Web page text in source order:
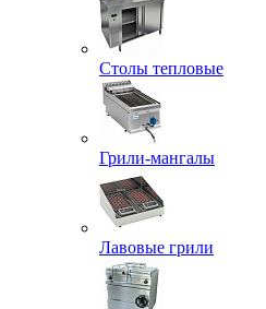
Столы тепловые
Грили-мангалы
Лавовые грили